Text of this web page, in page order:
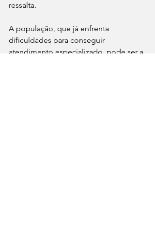
ressalta.
A população, que já enfrenta
dificuldades para conseguir
atendimento especializado, pode ser a